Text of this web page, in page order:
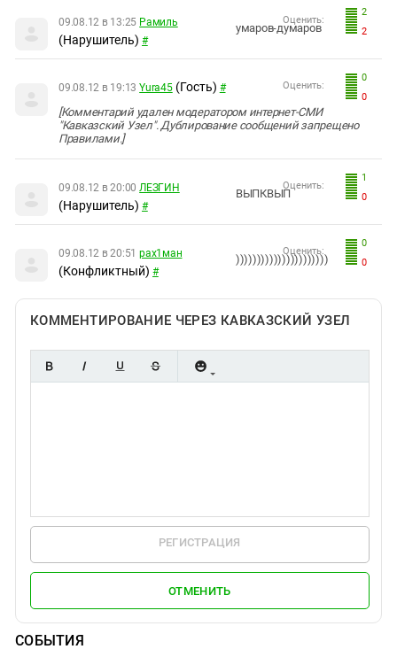
2
2
Оценить:
09.08.12 в 13:25 Рамиль
(Нарушитель) #
умаров-думаров
0
0
Оценить:
09.08.12 в 19:13 Yura45 (Гость) #
[Комментарий удален модератором интернет-СМИ
"Кавказский Узел". Дублирование сообщений запрещено
Правилами.]
1
0
Оценить:
09.08.12 в 20:00 ЛЕЗГИН
(Нарушитель) #
ВЫПКВЫП
0
0
Оценить:
09.08.12 в 20:51 рах1ман
(Конфликтный) #
))))))))))))))))))))))
КОММЕНТИРОВАНИЕ ЧЕРЕЗ КАВКАЗСКИЙ УЗЕЛ
РЕГИСТРАЦИЯ
ОТМЕНИТЬ
СОБЫТИЯ